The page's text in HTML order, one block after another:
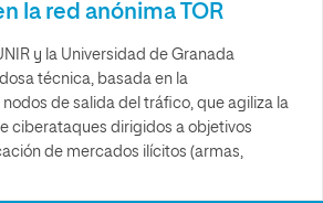
la red anónima TOR
y la Universidad de Granada
técnica, basada en la
de salida del tráfico, que agiliza la
ciberataques dirigidos a objetivos
de mercados ilícitos (armas,